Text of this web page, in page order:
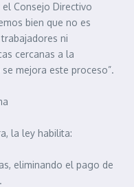
Consejo Directivo
bien que no es
ni
cercanas a la
mejora este proceso”.
la ley habilita:
eliminando el pago de